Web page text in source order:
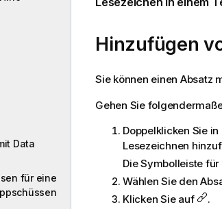
Data
für eine
Hinzufügen
Sie können einen Absatz
Gehen Sie
Doppelklicken Sie
Lesezeichnen
Die Symbolleiste
Wählen Sie den
Klicken Sie auf
.